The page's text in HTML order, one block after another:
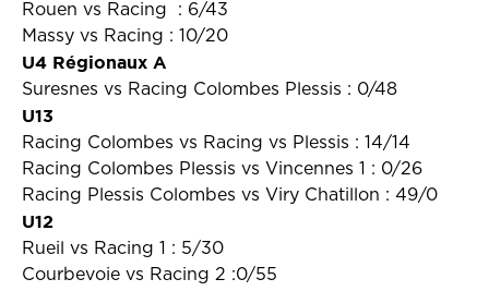
Rouen vs Racing : 6/43
Massy vs Racing : 10/20
U4 Régionaux A
Suresnes vs Racing Colombes Plessis : 0/48
U13
Racing Colombes vs Racing vs Plessis : 14/14
Racing Colombes Plessis vs Vincennes 1 : 0/26
Racing Plessis Colombes vs Viry Chatillon : 49/0
U12
Rueil vs Racing 1 : 5/30
Courbevoie vs Racing 2 :0/55